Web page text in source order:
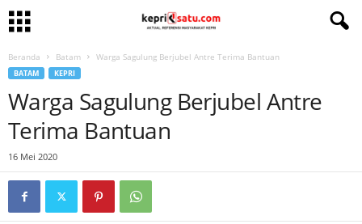
Beranda Batam Warga Sagulung Berjubel Antre Terima Bantuan
BATAM KEPRI
Warga Sagulung Berjubel Antre
Terima Bantuan
16 Mei 2020